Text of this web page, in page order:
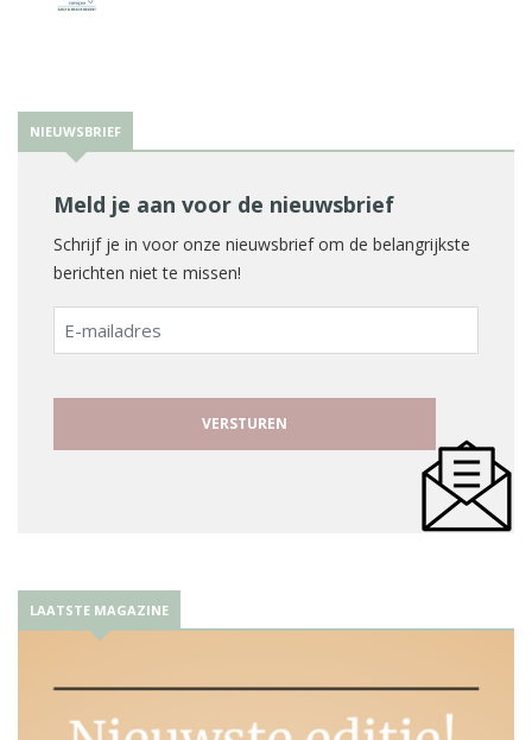
NIEUWSBRIEF
Meld je aan voor de nieuwsbrief
Schrijf je in voor onze nieuwsbrief om de belangrijkste
berichten niet te missen!
E-
mailadres
LAATSTE MAGAZINE